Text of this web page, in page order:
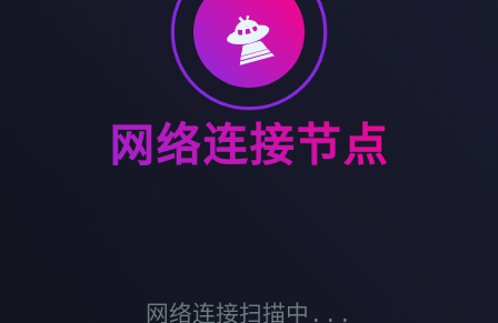
🛸
网络连接节点
网络连接扫描中...